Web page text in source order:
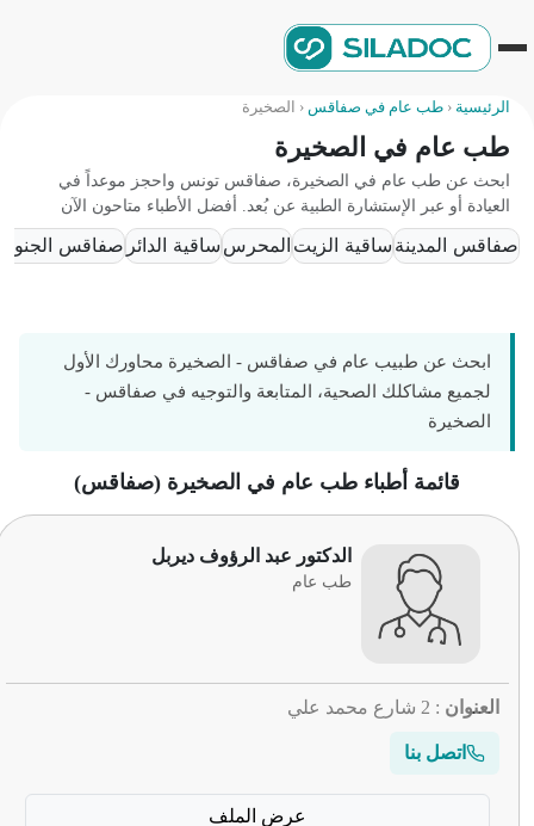
الرئيسية‹طب عام في صفاقس‹الصخيرة
طب عام في الصخيرة
ابحث عن طب عام في الصخيرة، صفاقس تونس واحجز موعداً في
العيادة أو عبر الإستشارة الطبية عن بُعد. أفضل الأطباء متاحون الآن
صفاقس المدينةساقية الزيتالمحرسساقية الدائرصفاقس
ابحث عن طبيب عام في صفاقس - الصخيرة محاورك الأول
لجميع مشاكلك الصحية، المتابعة والتوجيه في صفاقس -
الصخيرة
قائمة أطباء طب عام في الصخيرة (صفاقس)
الدكتور عبد الرؤوف ديربل
طب عام
العنوان : 2 شارع محمد علي
اتصل بنا
عرض الملف